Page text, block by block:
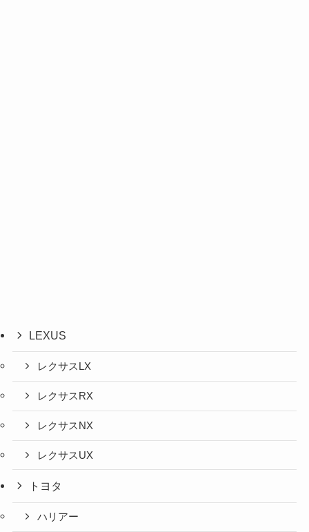
LEXUS
レクサスLX
レクサスRX
レクサスNX
レクサスUX
トヨタ
ハリアー